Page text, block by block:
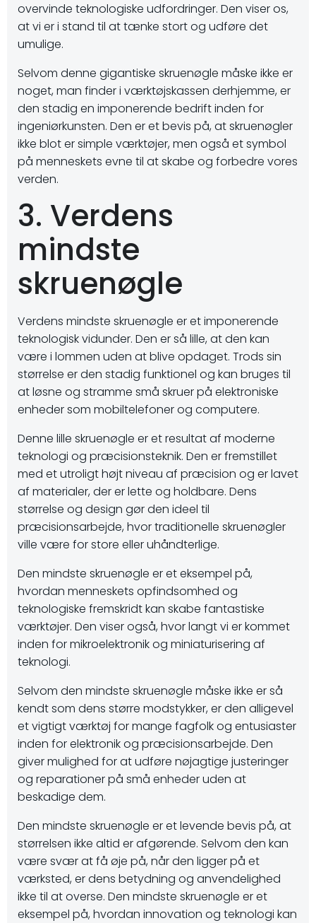
overvinde teknologiske udfordringer. Den viser os,
at vi er i stand til at tænke stort og udføre det
umulige.
Selvom denne gigantiske skruenøgle måske ikke er
noget, man finder i værktøjskassen derhjemme, er
den stadig en imponerende bedrift inden for
ingeniørkunsten. Den er et bevis på, at skruenøgler
ikke blot er simple værktøjer, men også et symbol
på menneskets evne til at skabe og forbedre vores
verden.
3. Verdens
mindste
skruenøgle
Verdens mindste skruenøgle er et imponerende
teknologisk vidunder. Den er så lille, at den kan
være i lommen uden at blive opdaget. Trods sin
størrelse er den stadig funktionel og kan bruges til
at løsne og stramme små skruer på elektroniske
enheder som mobiltelefoner og computere.
Denne lille skruenøgle er et resultat af moderne
teknologi og præcisionsteknik. Den er fremstillet
med et utroligt højt niveau af præcision og er lavet
af materialer, der er lette og holdbare. Dens
størrelse og design gør den ideel til
præcisionsarbejde, hvor traditionelle skruenøgler
ville være for store eller uhåndterlige.
Den mindste skruenøgle er et eksempel på,
hvordan menneskets opfindsomhed og
teknologiske fremskridt kan skabe fantastiske
værktøjer. Den viser også, hvor langt vi er kommet
inden for mikroelektronik og miniaturisering af
teknologi.
Selvom den mindste skruenøgle måske ikke er så
kendt som dens større modstykker, er den alligevel
et vigtigt værktøj for mange fagfolk og entusiaster
inden for elektronik og præcisionsarbejde. Den
giver mulighed for at udføre nøjagtige justeringer
og reparationer på små enheder uden at
beskadige dem.
Den mindste skruenøgle er et levende bevis på, at
størrelsen ikke altid er afgørende. Selvom den kan
være svær at få øje på, når den ligger på et
værksted, er dens betydning og anvendelighed
ikke til at overse. Den mindste skruenøgle er et
eksempel på, hvordan innovation og teknologi kan